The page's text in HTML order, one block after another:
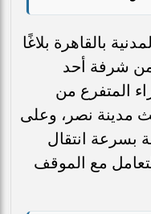
بالقاهرة بلاغًا
من شرفة أحد
المتفرع من
مدينة نصر، وعلى
بسرعة انتقال
مع الموقف